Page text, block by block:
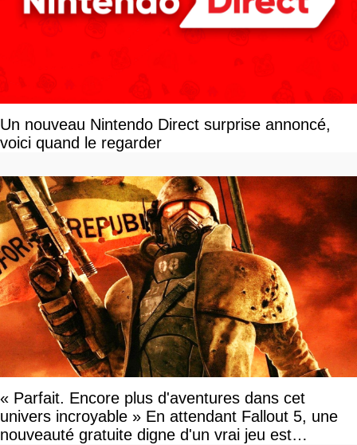
Un nouveau Nintendo Direct surprise annoncé,
voici quand le regarder
« Parfait. Encore plus d'aventures dans cet
univers incroyable » En attendant Fallout 5, une
nouveauté gratuite digne d'un vrai jeu est